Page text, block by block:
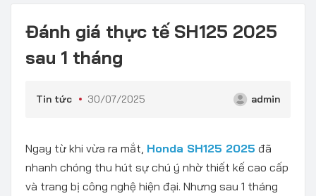
Đánh giá thực tế SH125 2025
sau 1 tháng
Tin tức 30/07/2025 admin
Ngay từ khi vừa ra mắt, Honda SH125 2025 đã
nhanh chóng thu hút sự chú ý nhờ thiết kế cao cấp
và trang bị công nghệ hiện đại. Nhưng sau 1 tháng